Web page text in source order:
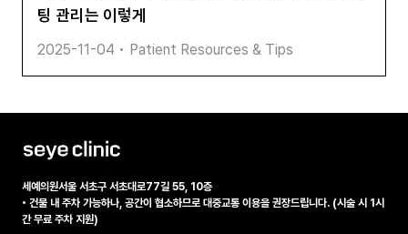
팅 관리는 이렇게
2025-11-04 • Patient Resources & Tips
세예의원서울 서초구 서초대로77길 55, 10층
• 건물 내 주차 가능하나, 공간이 협소하므로 대중교통 이용을 권장드립니다. (시술 시 1시
간 무료 주차 지원)